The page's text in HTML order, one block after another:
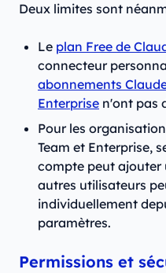
Deux limites sont
Le plan Free de
connecteur
abonnements
Enterprise n'ont pas
Pour les
Team et Enterprise,
compte peut ajouter
autres utilisateurs
individuellement
paramètres.
Permissions et